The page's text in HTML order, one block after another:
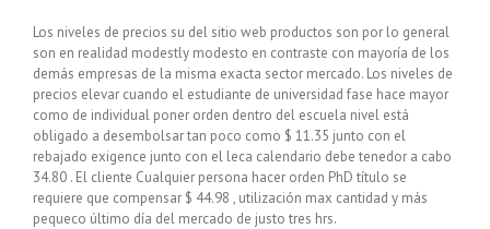
Los niveles de precios su del sitio web productos son por lo general
son en realidad modestly modesto en contraste con mayoría de los
demás empresas de la misma exacta sector mercado. Los niveles de
precios elevar cuando el estudiante de universidad fase hace mayor
como de individual poner orden dentro del escuela nivel está
obligado a desembolsar tan poco como $ 11.35 junto con el
rebajado exigence junto con el leсa calendario debe tenedor a cabo
34.80 . El cliente Cualquier persona hacer orden PhD título se
requiere que compensar $ 44.98 , utilización max cantidad y más
pequeсo último día del mercado de justo tres hrs.